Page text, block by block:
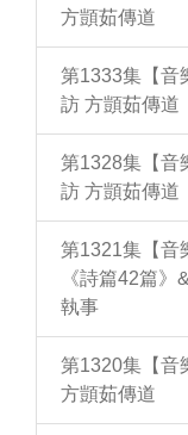
方顗茹傳道
第1333集【音
訪 方顗茹傳道
第1328集【音
訪 方顗茹傳道
第1321集【音
《詩篇42篇
執事
第1320集【音
方顗茹傳道